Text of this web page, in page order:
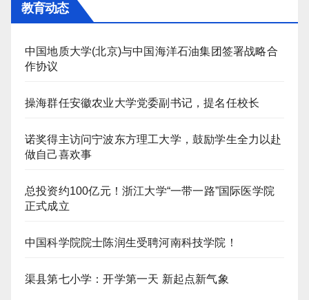
教育动态
中国地质大学(北京)与中国海洋石油集团签署战略合
作协议
操海群任安徽农业大学党委副书记，提名任校长
诺奖得主访问宁波东方理工大学，鼓励学生全力以赴
做自己喜欢事
总投资约100亿元！浙江大学“一带一路”国际医学院
正式成立
中国科学院院士陈润生受聘河南科技学院！
渠县第七小学：开学第一天 新起点新气象